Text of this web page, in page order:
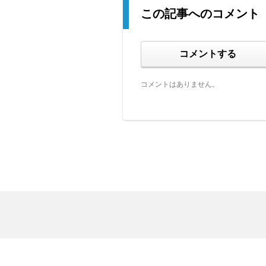
この記事へのコメント
コメントする
コメントはありません。